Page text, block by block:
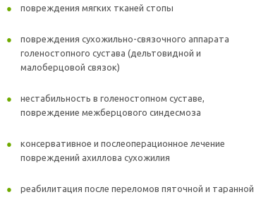
повреждения мягких тканей стопы
повреждения сухожильно-связочного аппарата
голеностопного сустава (дельтовидной и
малоберцовой связок)
нестабильность в голеностопном суставе,
повреждение межберцового синдесмоза
консервативное и послеоперационное лечение
повреждений ахиллова сухожилия
реабилитация после переломов пяточной и таранной